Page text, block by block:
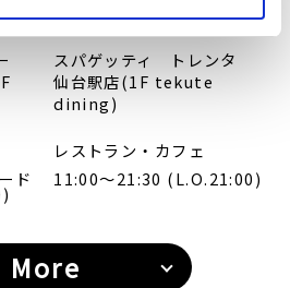
ド
スパゲッティ トレンタ
仙台駅店(1F tekute
dining)
レストラン・カフェ
11:00～21:30 (L.O.21:00)
More